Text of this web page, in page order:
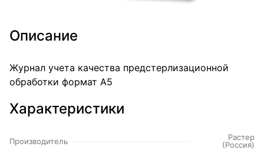
Описание
Журнал учета качества предстерлизационной
обработки формат А5
Характеристики
Производитель
Растер
(Россия)